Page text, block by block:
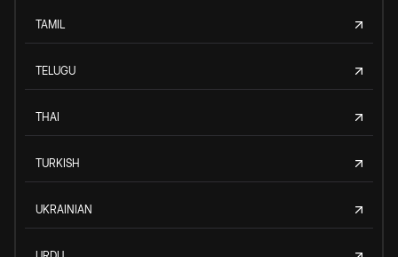
TAMIL
TELUGU
THAI
TURKISH
UKRAINIAN